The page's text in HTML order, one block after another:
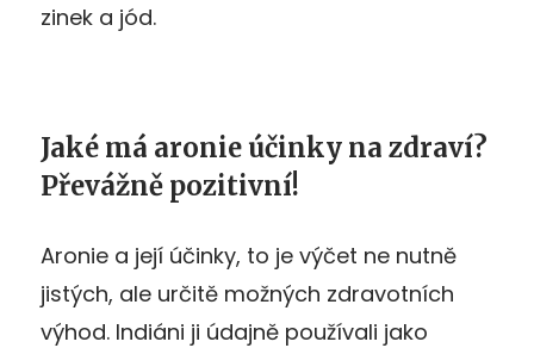
zinek a jód.
Jaké má aronie účinky na zdraví?
Převážně pozitivní!
Aronie a její účinky, to je výčet ne nutně
jistých, ale určitě možných zdravotních
výhod. Indiáni ji údajně používali jako